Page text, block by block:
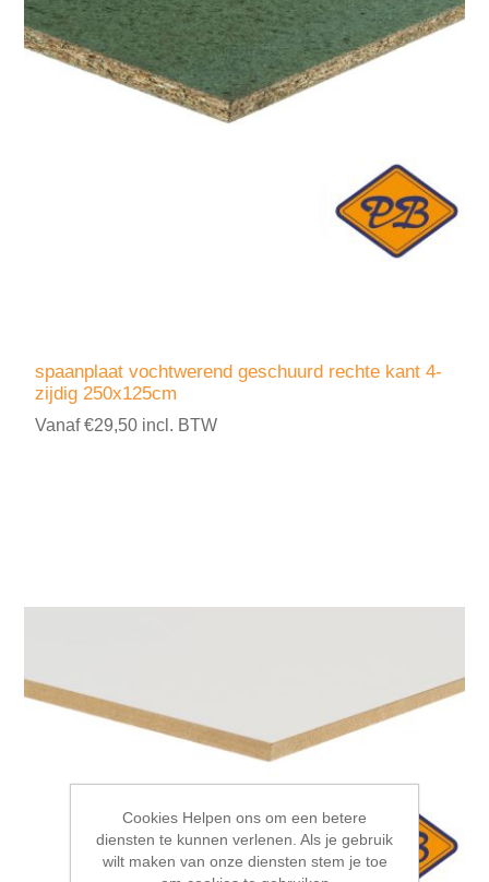
spaanplaat vochtwerend geschuurd rechte kant 4-
zijdig 250x125cm
Vanaf €29,50 incl. BTW
Cookies Helpen ons om een betere
diensten te kunnen verlenen. Als je gebruik
wilt maken van onze diensten stem je toe